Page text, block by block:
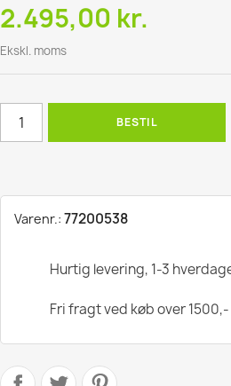
2.495,00 kr.
Ekskl. moms
BESTIL
Varenr.: 77200538
Hurtig levering, 1-3
Fri fragt ved køb over 1500,-